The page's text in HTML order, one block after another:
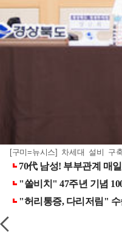
[구미=뉴시스] 차세대 설비 구